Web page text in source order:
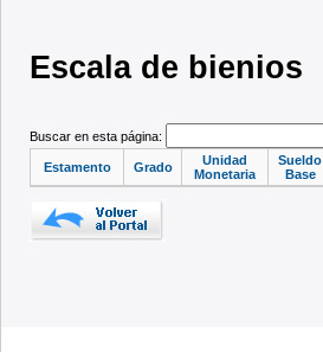
Escala de bienios
Buscar en esta página:
Estamento Grado
Unidad
Monetaria
Sueldo
Base